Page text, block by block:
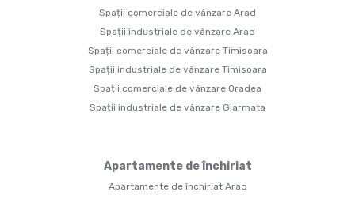
Spații comerciale de vânzare Arad
Spații industriale de vânzare Arad
Spații comerciale de vânzare Timisoara
Spații industriale de vânzare Timisoara
Spații comerciale de vânzare Oradea
Spații industriale de vânzare Giarmata
Apartamente de închiriat
Apartamente de închiriat Arad